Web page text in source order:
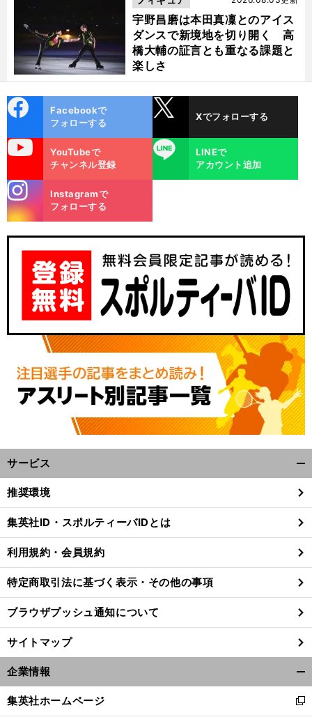
へ
宇野昌磨は本田真凜とのアイス
ダンスで新境地を切り開く 高
橋大輔の証言とも重なる課題と
楽しさ
ok
Facebookで
フォローする
Xでフォローする
YouTubeで
チャンネル登録
LINE
LINEで
アカウント追加
m
Instagramで
フォローする
サービス
閉
る
推奨環境
集英社ID・スポルティーバIDとは
利用規約・会員規約
特定商取引法に基づく表示・その他の事項
ブラウザプッシュ通知について
サイトマップ
企業情報
閉
集英社ホームページ
新
し